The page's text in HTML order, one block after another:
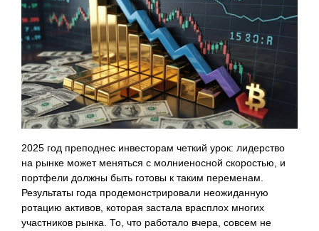
2025 год преподнес инвесторам четкий урок: лидерство
на рынке может меняться с молниеносной скоростью, и
портфели должны быть готовы к таким переменам.
Результаты года продемонстрировали неожиданную
ротацию активов, которая застала врасплох многих
участников рынка. То, что работало вчера, совсем не